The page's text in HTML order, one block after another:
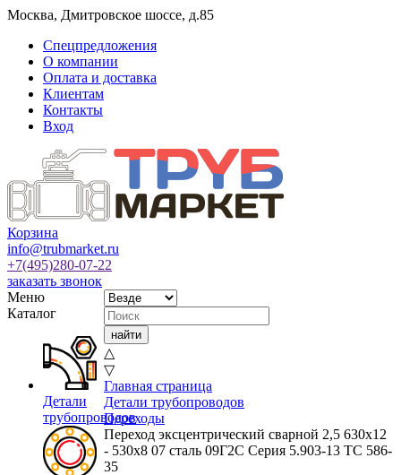
Москва, Дмитровское шоссе, д.85
Спецпредложения
О компании
Оплата и доставка
Клиентам
Контакты
Вход
Корзина
info@trubmarket.ru
+7(495)280-07-22
заказать звонок
Меню
Каталог
Детали
трубопроводов
△
▽
Главная страница
Детали трубопроводов
Переходы
Переход эксцентрический сварной 2,5 630х12
- 530х8 07 сталь 09Г2С Серия 5.903-13 ТС 586-
35